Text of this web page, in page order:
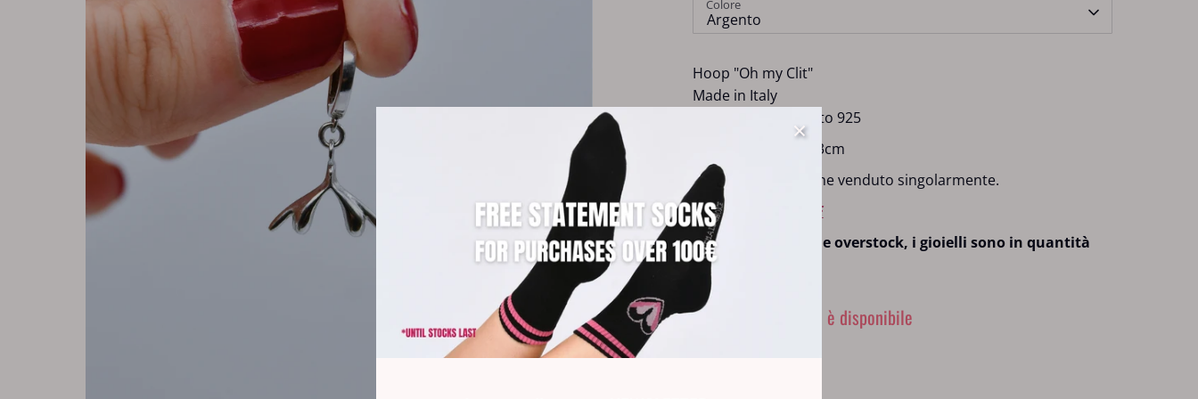
Colore
Argento
Hoop "Oh my Clit"
Made in Italy
Realizzata in argento 925
Misura clitoride: 1,3cm
Ogni orecchino viene venduto singolarmente.
HOW TO TAKE CARE
Per evitare spreco e overstock, i gioielli sono in quantità
limitata.
Questo articolo non è disponibile